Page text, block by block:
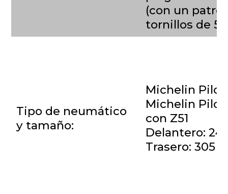
(con un
tornillos de 5
Tipo de neumático
y tamaño:
Michelin
Michelin Pilot
con
Delantero:
Trasero: 305 /